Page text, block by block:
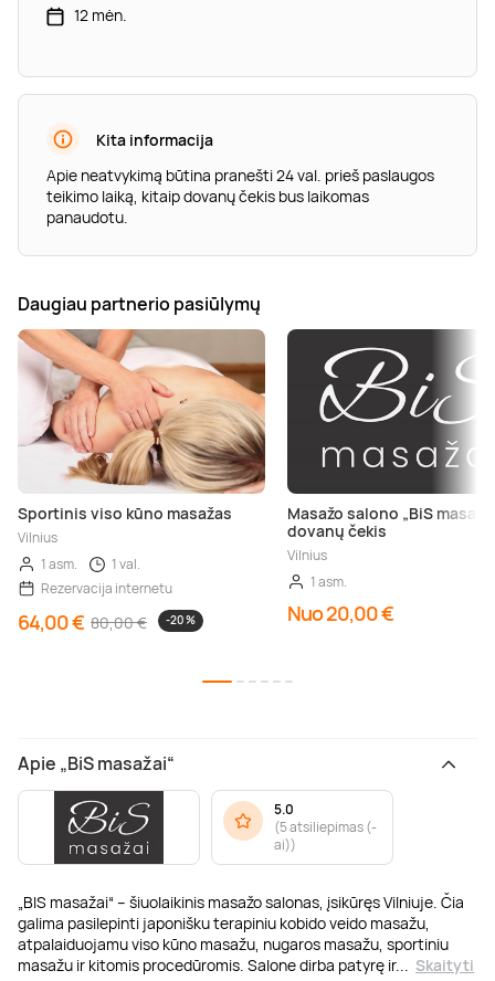
12 mėn.
Kita informacija
Apie neatvykimą būtina pranešti 24 val. prieš paslaugos
teikimo laiką, kitaip dovanų čekis bus laikomas
panaudotu.
Daugiau partnerio pasiūlymų
Sportinis viso kūno masažas
Vilnius
1 asm.
1 val.
Rezervacija internetu
64,00 € 80,00 € -20 %
Masažo salono „BiS
dovanų čekis
Vilnius
1 asm.
Nuo 20,00 €
Apie „BiS masažai“
„BIS masažai“ – šiuolaikinis masažo salonas, įsikūręs Vilniuje. Čia
galima pasilepinti japonišku terapiniu kobido veido masažu,
atpalaiduojamu viso kūno masažu, nugaros masažu, sportiniu
masažu ir kitomis procedūromis. Salone dirba patyrę ir...
Skaityti
5.0
(5 atsiliepimas (-
ai))